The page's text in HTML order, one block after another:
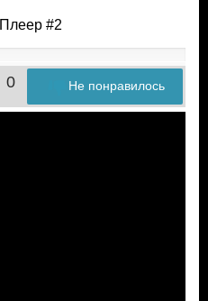
Плеер #2
0 Не понравилось